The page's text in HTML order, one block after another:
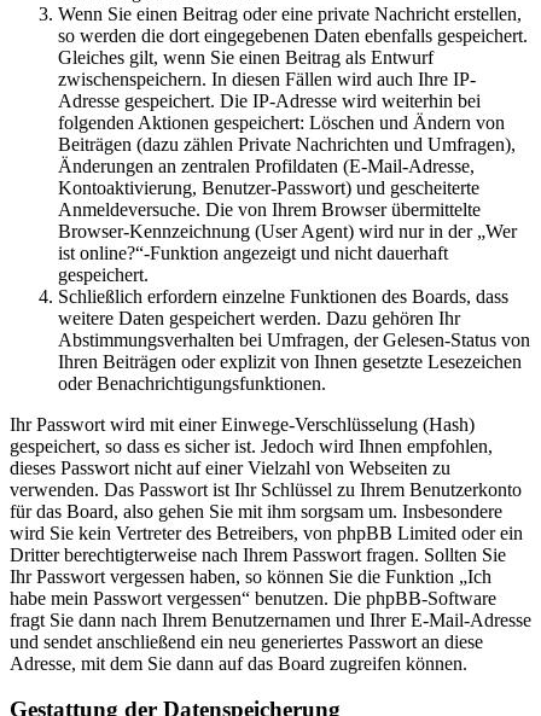
Wenn Sie einen Beitrag oder eine private Nachricht erstellen,
so werden die dort eingegebenen Daten ebenfalls gespeichert.
Gleiches gilt, wenn Sie einen Beitrag als Entwurf
zwischenspeichern. In diesen Fällen wird auch Ihre IP-
Adresse gespeichert. Die IP-Adresse wird weiterhin bei
folgenden Aktionen gespeichert: Löschen und Ändern von
Beiträgen (dazu zählen Private Nachrichten und Umfragen),
Änderungen an zentralen Profildaten (E-Mail-Adresse,
Kontoaktivierung, Benutzer-Passwort) und gescheiterte
Anmeldeversuche. Die von Ihrem Browser übermittelte
Browser-Kennzeichnung (User Agent) wird nur in der „Wer
ist online?“-Funktion angezeigt und nicht dauerhaft
gespeichert.
Schließlich erfordern einzelne Funktionen des Boards, dass
weitere Daten gespeichert werden. Dazu gehören Ihr
Abstimmungsverhalten bei Umfragen, der Gelesen-Status von
Ihren Beiträgen oder explizit von Ihnen gesetzte Lesezeichen
oder Benachrichtigungsfunktionen.
Ihr Passwort wird mit einer Einwege-Verschlüsselung (Hash)
gespeichert, so dass es sicher ist. Jedoch wird Ihnen empfohlen,
dieses Passwort nicht auf einer Vielzahl von Webseiten zu
verwenden. Das Passwort ist Ihr Schlüssel zu Ihrem Benutzerkonto
für das Board, also gehen Sie mit ihm sorgsam um. Insbesondere
wird Sie kein Vertreter des Betreibers, von phpBB Limited oder ein
Dritter berechtigterweise nach Ihrem Passwort fragen. Sollten Sie
Ihr Passwort vergessen haben, so können Sie die Funktion „Ich
habe mein Passwort vergessen“ benutzen. Die phpBB-Software
fragt Sie dann nach Ihrem Benutzernamen und Ihrer E-Mail-Adresse
und sendet anschließend ein neu generiertes Passwort an diese
Adresse, mit dem Sie dann auf das Board zugreifen können.
Gestattung der Datenspeicherung